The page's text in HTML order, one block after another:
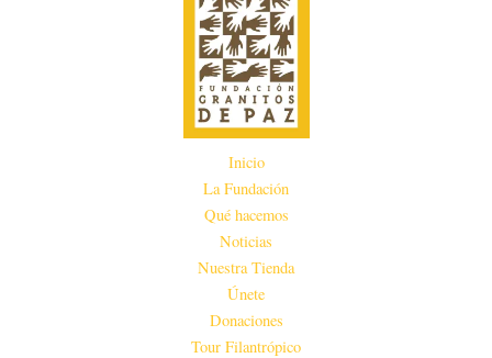
Inicio
La Fundación
Qué hacemos
Noticias
Nuestra Tienda
Únete
Donaciones
Tour Filantrópico